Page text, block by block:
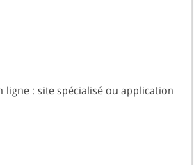
ligne : site spécialisé ou application